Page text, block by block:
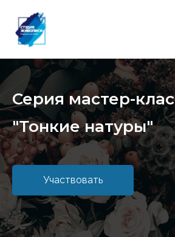
Серия мастер-
"Тонкие натуры"
Участвовать